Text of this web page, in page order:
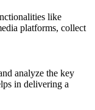
like
platforms, collect
analyze the key
in delivering a